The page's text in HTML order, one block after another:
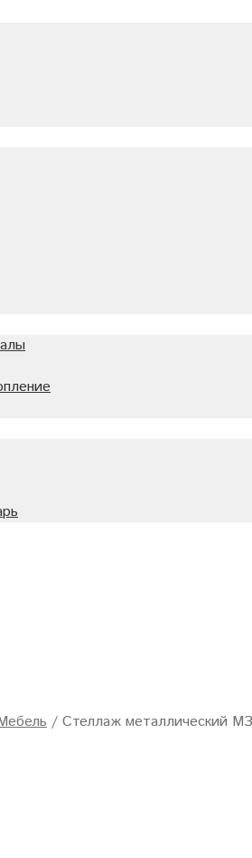
/ Стеллаж металлический